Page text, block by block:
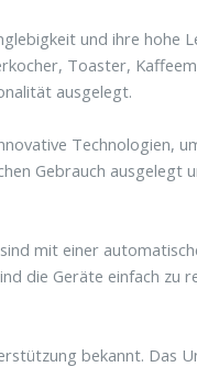
und ihre hohe
Toaster,
ausgelegt.
Technologien,
Gebrauch ausgelegt
mit einer
die Geräte einfach zu
bekannt. Das